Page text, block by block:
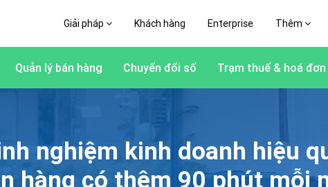
Giải pháp Khách hàng Enterprise Thêm
Quản lý bán hàng Chuyển đổi số Trạm thuế & hoá đơn
nghiệm kinh doanh hiệu
hàng có thêm 90 phút mỗi